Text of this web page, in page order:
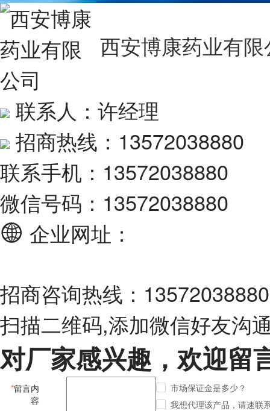
西安博康药业有
联系人：许经理
招商热线：13572038880
联系手机：13572038880
微信号码：13572038880
企业网址：
招商咨询热线：13572038880
扫描二维码,添加微信好友沟
对厂家感兴趣，欢迎留
*留言内
容
市场保证金是多少？
我想代理该产品，请速联